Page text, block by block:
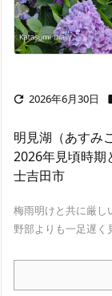
 2026年6月30日
明見湖（あすみ
2026年見頃時期
士吉田市
梅雨明けと共に厳し
野部よりも一足遅く